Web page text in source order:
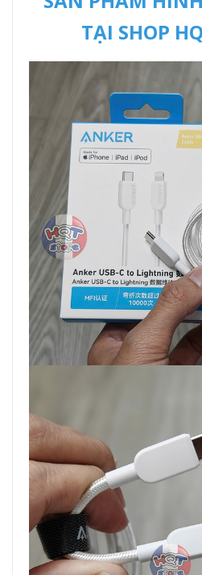
TẠI SHOP